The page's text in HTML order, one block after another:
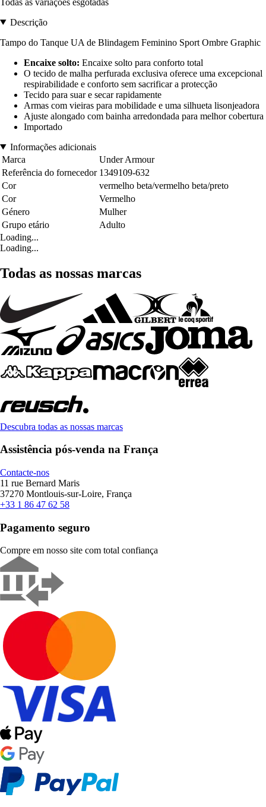
Descrição
Tampo do Tanque UA de Blindagem Feminino Sport Ombre Graphic
Encaixe solto: Encaixe solto para conforto total
O tecido de malha perfurada exclusiva oferece uma excepcional
respirabilidade e conforto sem sacrificar a protecção
Tecido para suar e secar rapidamente
Armas com vieiras para mobilidade e uma silhueta lisonjeadora
Ajuste alongado com bainha arredondada para melhor cobertura
Importado
Informações adicionais
Marca
Under Armour
Referência do fornecedor 1349109-632
Cor
vermelho beta/vermelho beta/preto
Cor
Vermelho
Género
Mulher
Grupo etário
Adulto
Loading...
Loading...
Todas as nossas marcas
Descubra todas as nossas marcas
Assistência pós-venda na França
Contacte-nos
11 rue Bernard Maris
37270 Montlouis-sur-Loire, França
+33 1 86 47 62 58
Pagamento seguro
Compre em nosso site com total confiança